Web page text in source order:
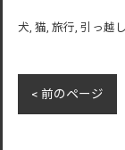
犬 猫 旅行 引っ越し
< 前のページ